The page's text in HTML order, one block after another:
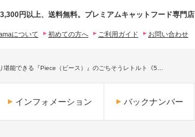
円以上、送料無料。プレミアムキャットフード専門店
お問い合わせ
ご利用ガイド
初めての方へ
について
堪能できる『Piece（ピース）』のごちそうレトルト《5…
インフォメーション バックナンバー